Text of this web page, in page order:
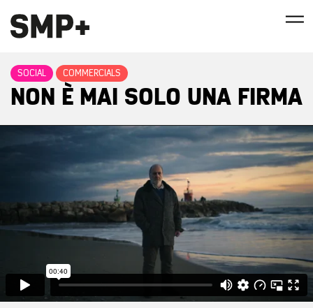
SOCIAL COMMERCIALS
NON È MAI SOLO UNA FIRMA